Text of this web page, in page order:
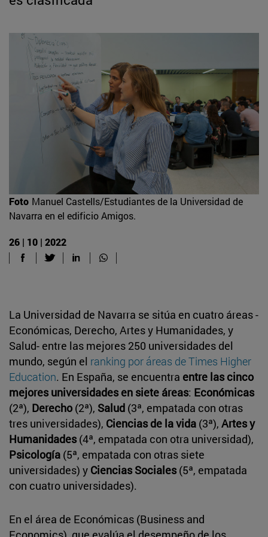
Foto Manuel Castells/Estudiantes de la Universidad de
Navarra en el edificio Amigos.
26 | 10 | 2022
La Universidad de Navarra se sitúa en cuatro áreas -
Económicas, Derecho, Artes y Humanidades, y
Salud- entre las mejores 250 universidades del
mundo, según el ranking por áreas de Times Higher
Education. En España, se encuentra entre las cinco
mejores universidades en siete áreas: Económicas
(2ª), Derecho (2ª), Salud (3ª, empatada con otras
tres universidades), Ciencias de la vida (3ª), Artes y
Humanidades(4ª, empatada con otra universidad),
Psicología (5ª, empatada con otras siete
universidades) y Ciencias Sociales(5ª, empatada
con cuatro universidades).
En el área de Económicas (Business and